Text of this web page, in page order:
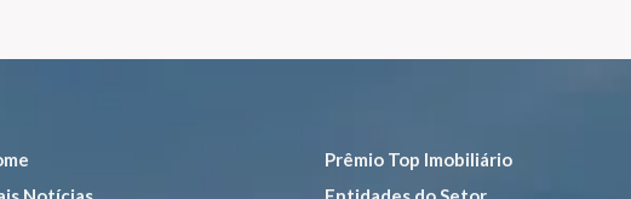
Prêmio Top Imobiliário